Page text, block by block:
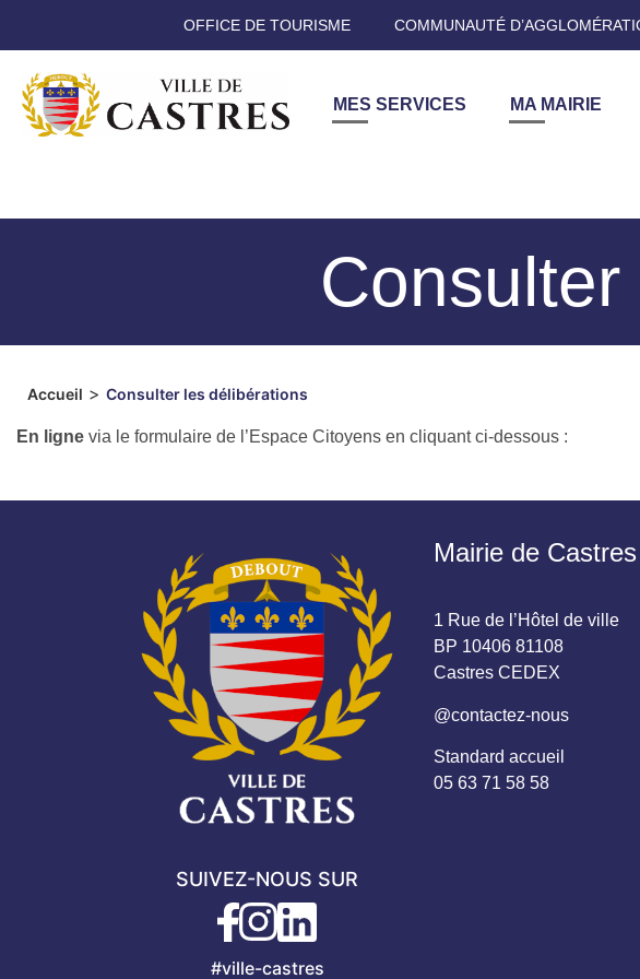
OFFICE DE TOURISME COMMUNAUTÉ
MES SERVICES MA MAIRIE
Accueil > Consulter les délibérations
En ligne via le formulaire de l’Espace Citoyens en cliquant ci-dessous :
SUIVEZ-NOUS SUR
#ville-castres
Mairie de Castres
1 Rue de l’Hôtel de ville
BP 10406 81108
Castres CEDEX
@contactez-nous
Standard accueil
05 63 71 58 58